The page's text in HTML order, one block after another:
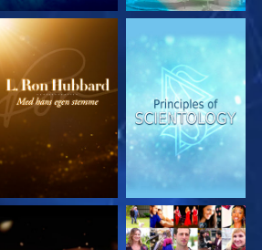
UDFORSK SERIEN UDFORSK SERIEN